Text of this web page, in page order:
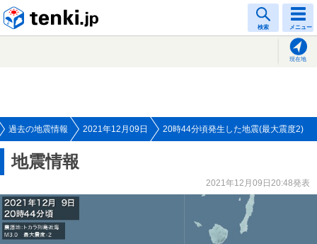
検索 メニュー
現在地
過去の地震情報 2021年12月09日 20時44分頃発生した地震(最大震度2)
地震情報
2021年12月09日20:48発表